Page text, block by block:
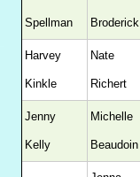
Spellman Broderick
Harvey
Kinkle
Nate
Richert
Jenny
Kelly
Michelle
Beaudoin